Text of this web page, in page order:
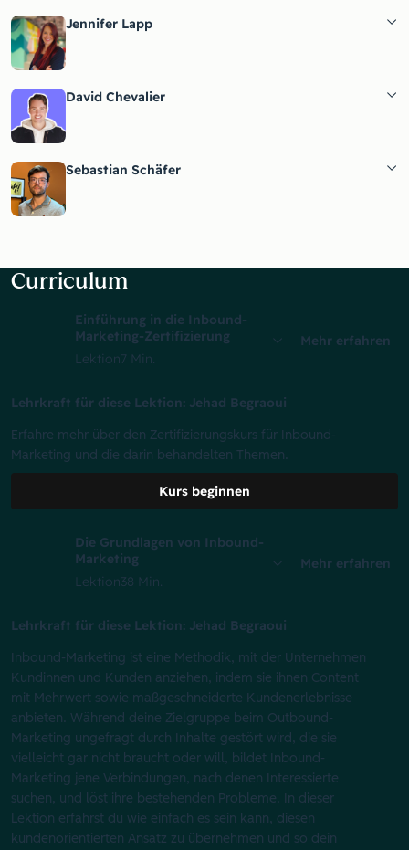
Jennifer Lapp
David Chevalier
Sebastian Schäfer
Curriculum
Einführung in die Inbound-
Marketing-Zertifizierung
Lektion7 Min.
Mehr erfahren
Lehrkraft für diese Lektion: Jehad Begraoui
Erfahre mehr über den Zertifizierungskurs für Inbound-
Marketing und die darin behandelten Themen.
Kurs beginnen
Die Grundlagen von Inbound-
Marketing
Lektion38 Min.
Mehr erfahren
Lehrkraft für diese Lektion: Jehad Begraoui
Inbound-Marketing ist eine Methodik, mit der Unternehmen
Kundinnen und Kunden anziehen, indem sie ihnen Content
mit Mehrwert sowie maßgeschneiderte Kundenerlebnisse
anbieten. Während deine Zielgruppe beim Outbound-
Marketing ungefragt durch Inhalte gestört wird, die sie
vielleicht gar nicht braucht oder will, bildet Inbound-
Marketing jene Verbindungen, nach denen Interessierte
suchen, und löst ihre bestehenden Probleme. In dieser
Lektion erfährst du wie einfach es sein kann, diesen
kundenorientierten Ansatz zu übernehmen und so dein